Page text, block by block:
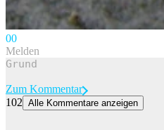
00
Melden
Zum Kommentar
102 Alle Kommentare anzeigen